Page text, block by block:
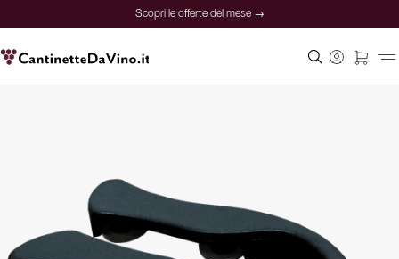
Scopri le offerte del mese →